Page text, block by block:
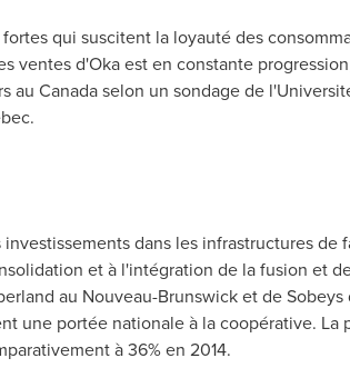
qui suscitent la loyauté des
ventes d'Okaest en constante
au Canadaselon un sondage de
dans les infrastructures
et à l'intégration de la fusion et
au Nouveau-Brunswick et de
une portée nationale à la coopérative. La
à 36% en 2014.